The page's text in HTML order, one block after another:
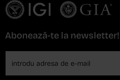
Abonează-te la newsletter!